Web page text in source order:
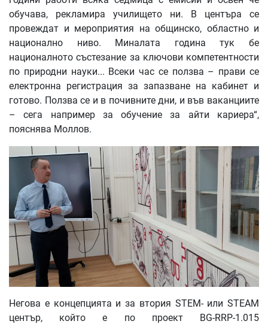
обучава, рекламира училището ни. В центъра се
провеждат и мероприятия на общинско, областно и
национално ниво. Миналата година тук бе
националното състезание за ключови компетентности
по природни науки... Всеки час се ползва – прави се
електронна регистрация за запазване на кабинет и
готово. Ползва се и в почивните дни, и във ваканциите
– сега например за обучение за айти кариера“,
пояснява Моллов.
Негова е концепцията и за втория STEM- или STEAM
център, който е по проект BG-RRP-1.015